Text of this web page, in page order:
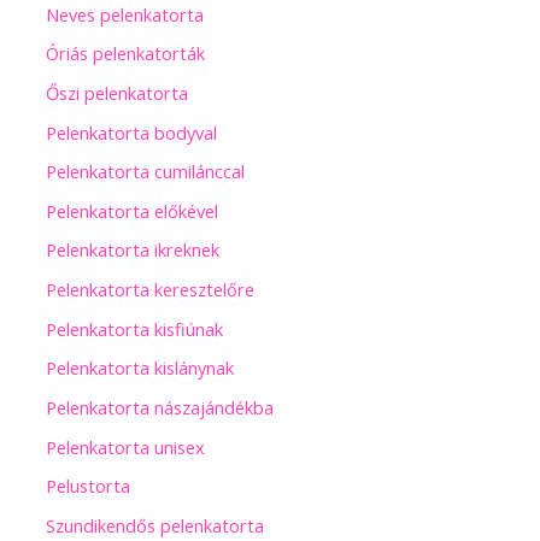
Neves pelenkatorta
Óriás pelenkatorták
Őszi pelenkatorta
Pelenkatorta bodyval
Pelenkatorta cumilánccal
Pelenkatorta előkével
Pelenkatorta ikreknek
Pelenkatorta keresztelőre
Pelenkatorta kisfiúnak
Pelenkatorta kislánynak
Pelenkatorta nászajándékba
Pelenkatorta unisex
Pelustorta
Szundikendős pelenkatorta